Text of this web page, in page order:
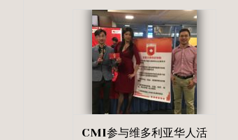
CMI参与维多利亚华人活